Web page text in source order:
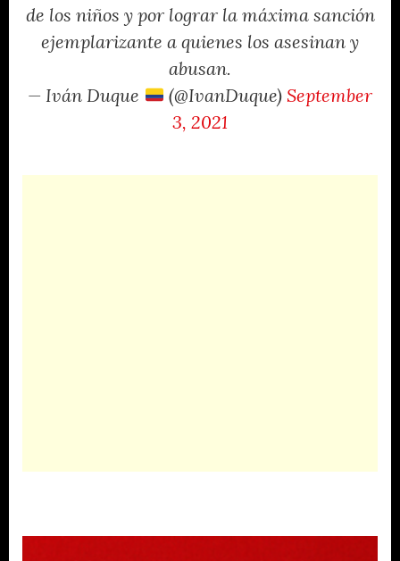
de los niños y por lograr la máxima sanción
ejemplarizante a quienes los asesinan y
abusan.
— Iván Duque
(@IvanDuque) September
3, 2021